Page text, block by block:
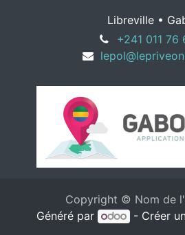
Libreville •
+241 011 76
Copyright © Nom de
Généré par
- Créer